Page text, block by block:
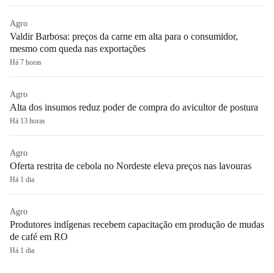
Agro
Valdir Barbosa: preços da carne em alta para o consumidor,
mesmo com queda nas exportações
Há 7 horas
Agro
Alta dos insumos reduz poder de compra do avicultor de postura
Há 13 horas
Agro
Oferta restrita de cebola no Nordeste eleva preços nas lavouras
Há 1 dia
Agro
Produtores indígenas recebem capacitação em produção de mudas
de café em RO
Há 1 dia